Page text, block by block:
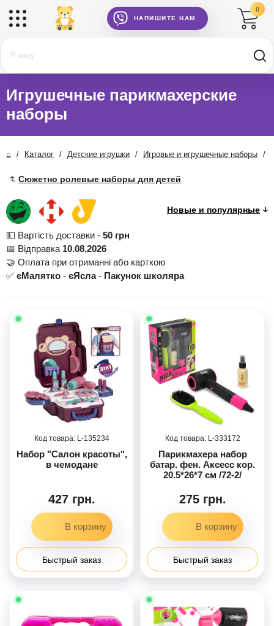
НАПИШИТЕ НАМ
0
Игрушечные парикмахерские
наборы
⌂ / Каталог / Детские игрушки / Игровые и игрушечные наборы /
Сюжетно ролевые наборы для детей
💵 Вартість доставки - 50 грн
📅 Відправка 10.08.2026
🤝 Оплата при отриманні або карткою
✅ єМалятко - єЯсла- Пакунок школяра
135234
Набор "Салон красоты",
в чемодане
427 грн.
Быстрый заказ
333172
Парикмахера набор
батар. фен. Аксесс кор.
20.5*26*7 см /72-2/
275 грн.
Быстрый заказ